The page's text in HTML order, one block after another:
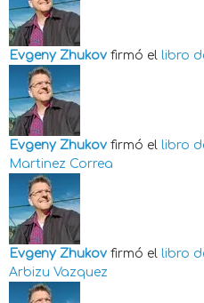
Evgeny Zhukov firmó el libro
Evgeny Zhukov firmó el libro
Martinez Correa
Evgeny Zhukov firmó el libro
Arbizu Vazquez